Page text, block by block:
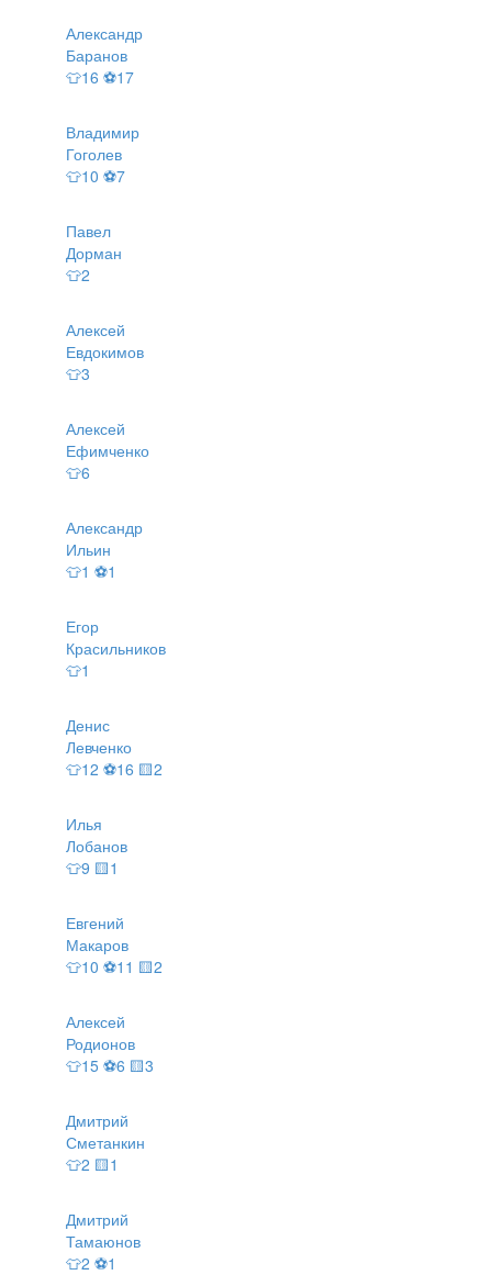
Александр
Баранов
👕16 ⚽17
Владимир
Гоголев
👕10 ⚽7
Павел
Дорман
👕2
Алексей
Евдокимов
👕3
Алексей
Ефимченко
👕6
Александр
Ильин
👕1 ⚽1
Егор
Красильников
👕1
Денис
Левченко
👕12 ⚽16 🟨2
Илья
Лобанов
👕9 🟨1
Евгений
Макаров
👕10 ⚽11 🟨2
Алексей
Родионов
👕15 ⚽6 🟨3
Дмитрий
Сметанкин
👕2 🟨1
Дмитрий
Тамаюнов
👕2 ⚽1